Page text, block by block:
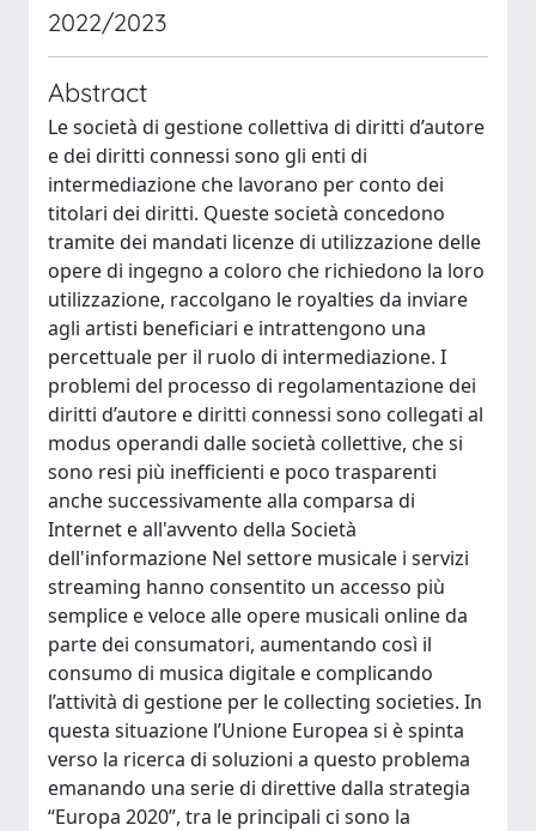
2022/2023
Abstract
Le società di gestione collettiva di diritti d’autore
e dei diritti connessi sono gli enti di
intermediazione che lavorano per conto dei
titolari dei diritti. Queste società concedono
tramite dei mandati licenze di utilizzazione delle
opere di ingegno a coloro che richiedono la loro
utilizzazione, raccolgano le royalties da inviare
agli artisti beneficiari e intrattengono una
percettuale per il ruolo di intermediazione. I
problemi del processo di regolamentazione dei
diritti d’autore e diritti connessi sono collegati al
modus operandi dalle società collettive, che si
sono resi più inefficienti e poco trasparenti
anche successivamente alla comparsa di
Internet e all'avvento della Società
dell'informazione Nel settore musicale i servizi
streaming hanno consentito un accesso più
semplice e veloce alle opere musicali online da
parte dei consumatori, aumentando così il
consumo di musica digitale e complicando
l’attività di gestione per le collecting societies. In
questa situazione l’Unione Europea si è spinta
verso la ricerca di soluzioni a questo problema
emanando una serie di direttive dalla strategia
“Europa 2020”, tra le principali ci sono la